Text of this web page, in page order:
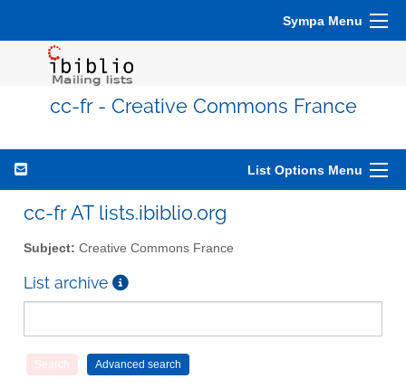
Sympa Menu
cc-fr - Creative Commons France
List Options Menu
cc-fr AT lists.ibiblio.org
Subject: Creative Commons France
List archive